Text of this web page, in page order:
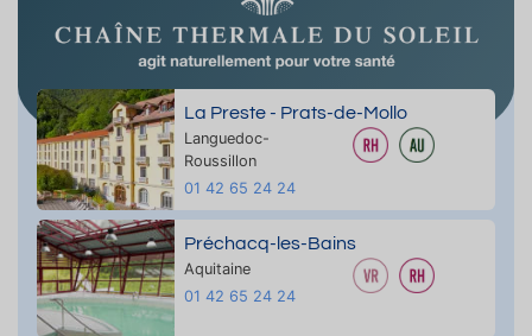
La Preste - Prats-de-Mollo
Languedoc-
Roussillon
01 42 65 24 24
Préchacq-les-Bains
Aquitaine
01 42 65 24 24